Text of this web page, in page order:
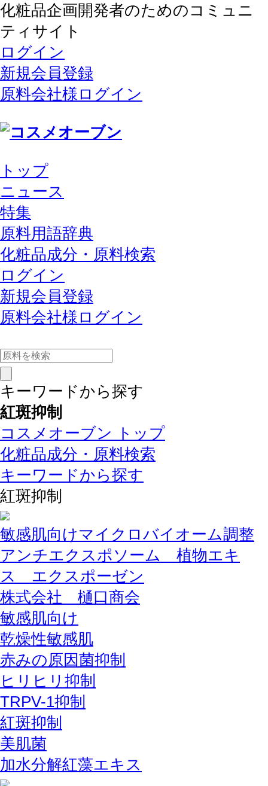
化粧品企画開発者のためのコミュニ
ティサイト
ログイン
新規会員登録
原料会社様ログイン
トップ
ニュース
特集
原料用語辞典
化粧品成分・原料検索
ログイン
新規会員登録
原料会社様ログイン
キーワードから探す
紅斑抑制
コスメオーブン トップ
化粧品成分・原料検索
キーワードから探す
紅斑抑制
敏感肌向けマイクロバイオーム調整
アンチエクスポソーム 植物エキ
ス エクスポーゼン
株式会社 樋口商会
敏感肌向け
乾燥性敏感肌
赤みの原因菌抑制
ヒリヒリ抑制
TRPV-1抑制
紅斑抑制
美肌菌
加水分解紅藻エキス